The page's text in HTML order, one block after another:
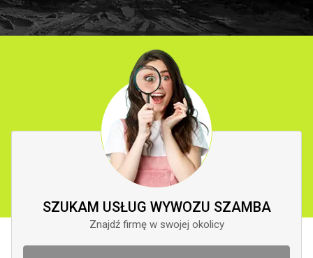
SZUKAM USŁUG WYWOZU SZAMBA
Znajdź firmę w swojej okolicy